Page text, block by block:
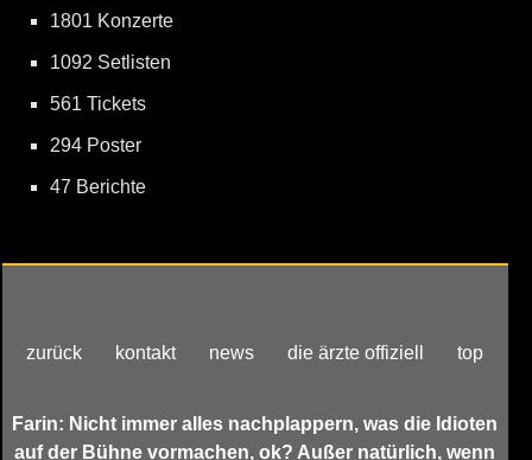
1801 Konzerte
1092 Setlisten
561 Tickets
294 Poster
47 Berichte
zurück kontakt news die ärzte offiziell top
Farin: Nicht immer alles nachplappern, was die Idioten
auf der Bühne vormachen, ok? Außer natürlich, wenn